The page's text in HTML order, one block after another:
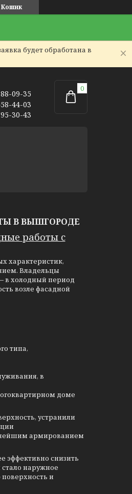
Кошик
будет обработана в
09-35
44-03
30-43
В ВЫШГОРОДЕ
работы с
характеристик,
Владельцы
в холодный период
возле фасадной
типа,
в
доме
устранили
армированием
эффективно снизить
наружное
и